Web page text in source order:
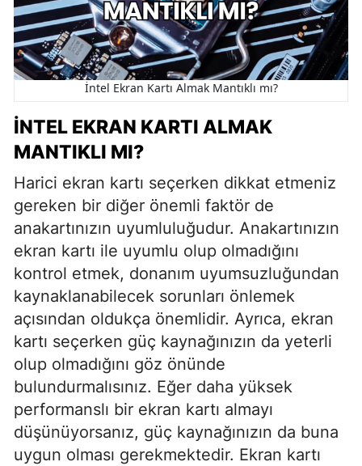
İntel Ekran Kartı Almak Mantıklı mı?
İNTEL EKRAN KARTI ALMAK
MANTIKLI MI?
Harici ekran kartı seçerken dikkat etmeniz
gereken bir diğer önemli faktör de
anakartınızın uyumluluğudur. Anakartınızın
ekran kartı ile uyumlu olup olmadığını
kontrol etmek, donanım uyumsuzluğundan
kaynaklanabilecek sorunları önlemek
açısından oldukça önemlidir. Ayrıca, ekran
kartı seçerken güç kaynağınızın da yeterli
olup olmadığını göz önünde
bulundurmalısınız. Eğer daha yüksek
performanslı bir ekran kartı almayı
düşünüyorsanız, güç kaynağınızın da buna
uygun olması gerekmektedir. Ekran kartı